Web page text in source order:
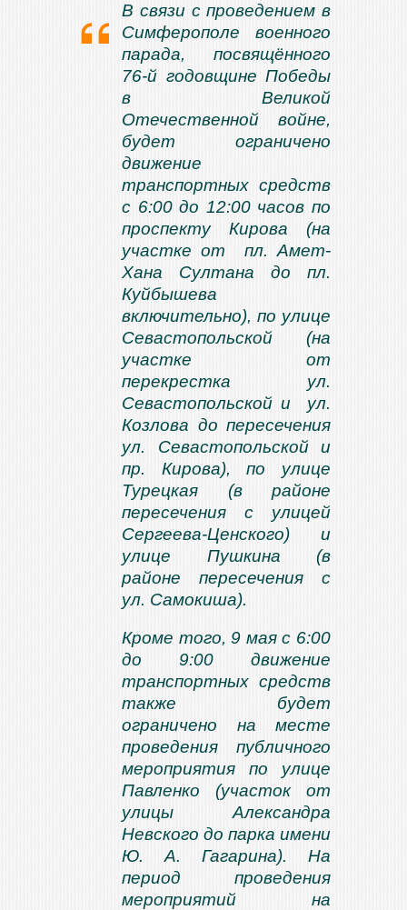
В связи с проведением в
Симферополе военного
парада, посвящённого
76-й годовщине Победы
в Великой
Отечественной войне,
будет ограничено
движение
транспортных средств
с 6:00 до 12:00 часов по
проспекту Кирова (на
участке от пл. Амет-
Хана Султана до пл.
Куйбышева
включительно), по улице
Севастопольской (на
участке от
перекрестка ул.
Севастопольской и ул.
Козлова до пересечения
ул. Севастопольской и
пр. Кирова), по улице
Турецкая (в районе
пересечения с улицей
Сергеева-Ценского) и
улице Пушкина (в
районе пересечения с
ул. Самокиша).
Кроме того, 9 мая с 6:00
до 9:00 движение
транспортных средств
также будет
ограничено на месте
проведения публичного
мероприятия по улице
Павленко (участок от
улицы Александра
Невского до парка имени
Ю. А. Гагарина). На
период проведения
мероприятий на